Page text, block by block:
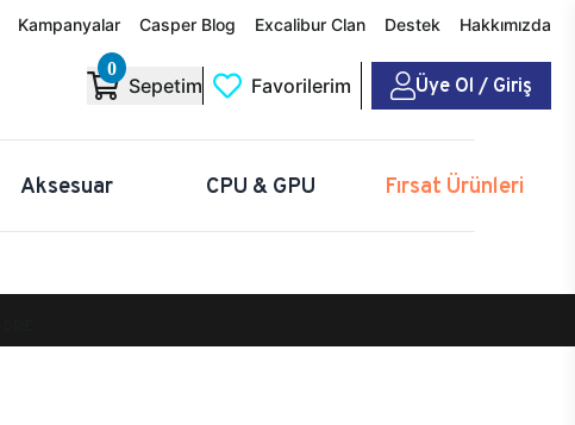
Kampanyalar Casper Blog Excalibur Clan Destek Hakkımızda
0
Sepetim Favorilerim Üye Ol / Giriş
Aksesuar CPU & GPU Fırsat Ürünleri